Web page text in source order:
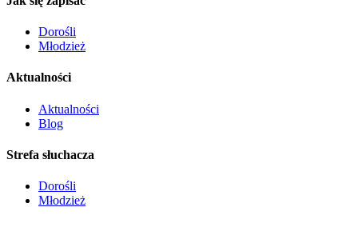
Dorośli
Młodzież
Aktualności
Aktualności
Blog
Strefa słuchacza
Dorośli
Młodzież